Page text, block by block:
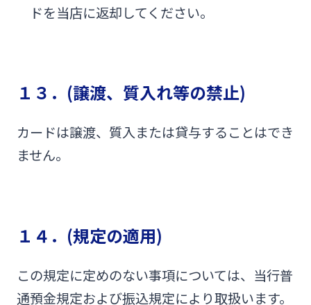
ドを当店に返却してください。
１３．(譲渡、質入れ等の禁止)
カードは譲渡、質入または貸与することはでき
ません。
１４．(規定の適用)
この規定に定めのない事項については、当行普
通預金規定および振込規定により取扱います。